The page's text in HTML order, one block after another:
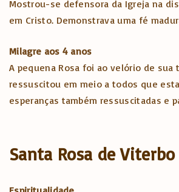
Mostrou-se defensora da Igreja na
em Cristo. Demonstrava uma fé
Milagre aos 4 anos
A pequena Rosa foi ao velório de
ressuscitou em meio a todos que
esperanças também ressuscitadas e
Santa Rosa de